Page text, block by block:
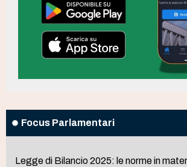
Focus Parlamentari
Legge di Bilancio 2025: le norme in